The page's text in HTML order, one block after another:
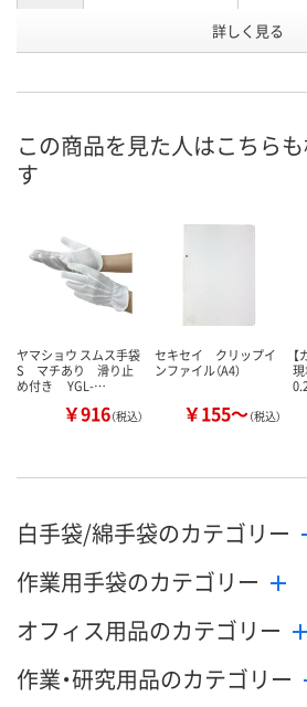
P714583
8月9日（
詳しく見る
この商品を見た人はこちら
す
ヤマショウ スムス手袋
S マチあり 滑り止
め付き YGL-…
￥916（税込）
セキセイ クリップイ
ンファイル（A4）
￥155～（税込）
白手袋/綿手袋のカテゴリー
作業用手袋のカテゴリー
オフィス用品のカテゴリー
作業・研究用品のカテゴリー